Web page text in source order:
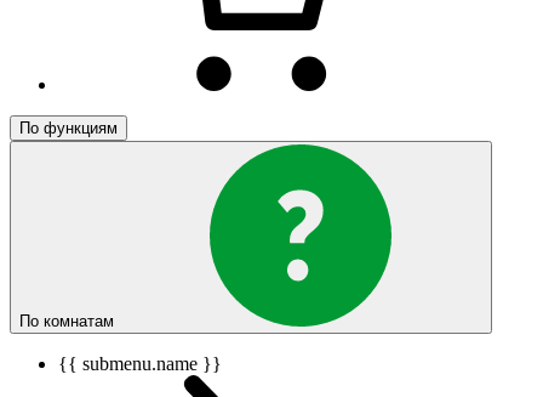
По функциям
По комнатам
{{ submenu.name }}